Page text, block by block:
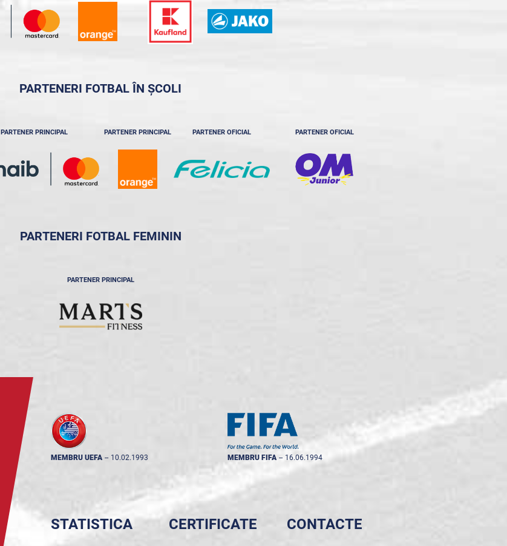
PARTENERI FOTBAL ÎN ȘCOLI
PARTENER PRINCIPAL PARTENER PRINCIPAL PARTENER OFICIAL PARTENER OFICIAL
PARTENERI FOTBAL FEMININ
PARTENER PRINCIPAL
MEMBRU UEFA -- 10.02.1993 MEMBRU FIFA -- 16.06.1994
STATISTICA CERTIFICATE CONTACTE